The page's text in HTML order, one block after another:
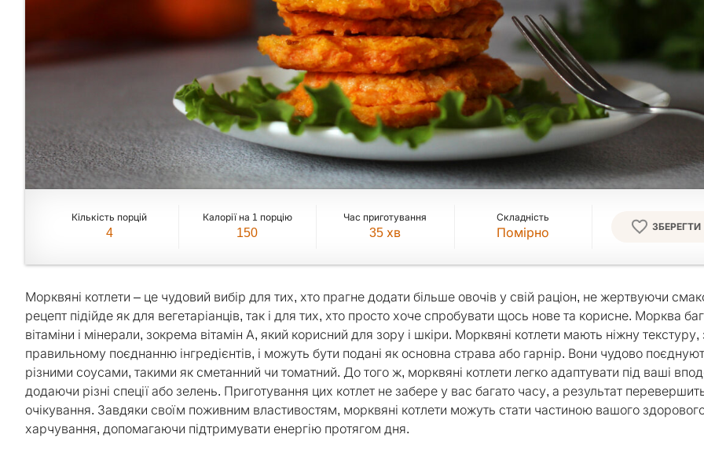
Кількість порцій
4
Калорії на 1 порцію
150
Час приготування
35 хв
Складність
Помірно ЗБЕРЕГТИ
Морквяні котлети – це чудовий вибір для тих, хто прагне додати більше овочів у свій раціон, не жертвуючи
рецепт підійде як для вегетаріанців, так і для тих, хто просто хоче спробувати щось нове та корисне. Морква
вітаміни і мінерали, зокрема вітамін А, який корисний для зору і шкіри. Морквяні котлети мають ніжну текстуру,
правильному поєднанню інгредієнтів, і можуть бути подані як основна страва або гарнір. Вони чудово
різними соусами, такими як сметанний чи томатний. До того ж, морквяні котлети легко адаптувати під ваші
додаючи різні спеції або зелень. Приготування цих котлет не забере у вас багато часу, а результат
очікування. Завдяки своїм поживним властивостям, морквяні котлети можуть стати частиною вашого
харчування, допомагаючи підтримувати енергію протягом дня.